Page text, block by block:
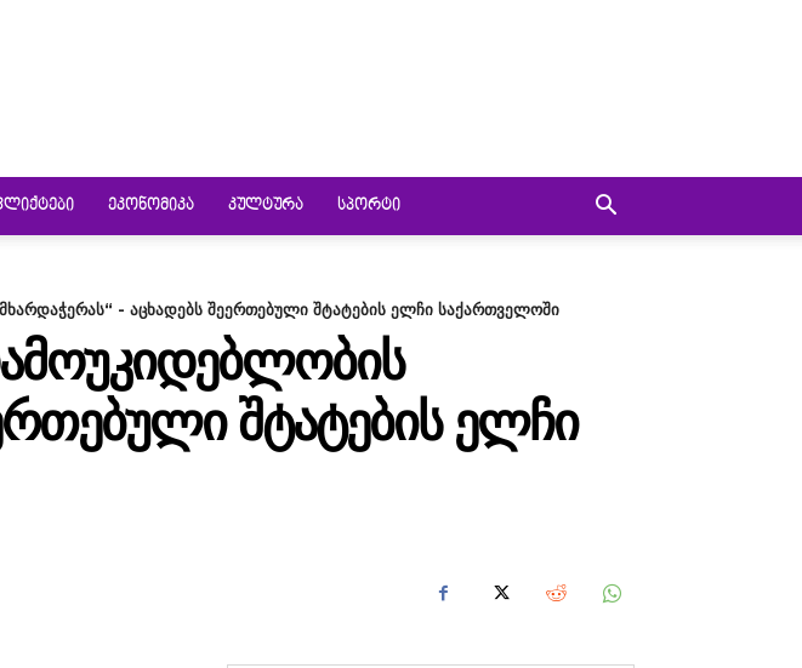
ᲔᲙᲝᲜᲝᲛᲘᲙᲐ ᲙᲣᲚᲢᲣᲠᲐ ᲡᲞᲝᲠᲢᲘ
- აცხადებს შეერთებული შტატების ელჩი საქართველოში
ᲨᲢᲐᲢᲔᲑᲘᲡ ᲔᲚᲩᲘ